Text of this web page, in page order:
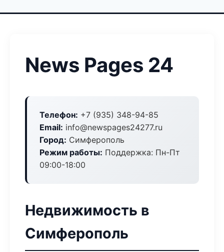
News Pages 24
Телефон: +7 (935) 348-94-85
Email: info@newspages24277.ru
Город: Симферополь
Режим работы: Поддержка: Пн-Пт
09:00-18:00
Недвижимость в
Симферополь